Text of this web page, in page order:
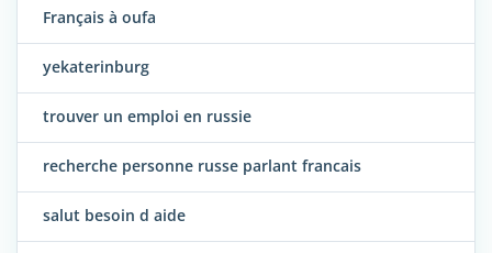
Français à oufa
yekaterinburg
trouver un emploi en russie
recherche personne russe parlant francais
salut besoin d aide